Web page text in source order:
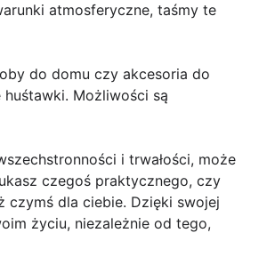
atmosferyczne, taśmy te
do domu czy akcesoria do
Możliwości są
i trwałości, może
czegoś praktycznego, czy
czymś dla ciebie. Dzięki swojej
życiu, niezależnie od tego,